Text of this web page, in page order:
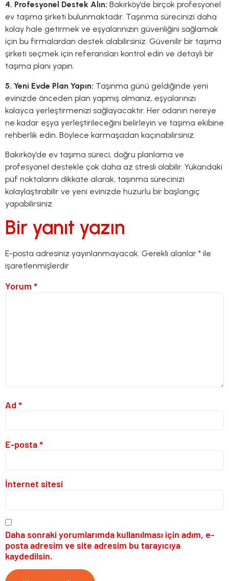
4. Profesyonel Destek Alın: Bakırköy’de birçok profesyonel
ev taşıma şirketi bulunmaktadır. Taşınma sürecinizi daha
kolay hale getirmek ve eşyalarınızın güvenliğini sağlamak
için bu firmalardan destek alabilirsiniz. Güvenilir bir taşıma
şirketi seçmek için referansları kontrol edin ve detaylı bir
taşıma planı yapın.
5. Yeni Evde Plan Yapın: Taşınma günü geldiğinde yeni
evinizde önceden plan yapmış olmanız, eşyalarınızı
kolayca yerleştirmenizi sağlayacaktır. Her odanın nereye
ne kadar eşya yerleştirileceğini belirleyin ve taşıma ekibine
rehberlik edin. Böylece karmaşadan kaçınabilirsiniz.
Bakırköy’de ev taşıma süreci, doğru planlama ve
profesyonel destekle çok daha az stresli olabilir. Yukarıdaki
püf noktalarını dikkate alarak, taşınma sürecinizi
kolaylaştırabilir ve yeni evinizde huzurlu bir başlangıç
yapabilirsiniz.
Bir yanıt yazın
E-posta adresiniz yayınlanmayacak. Gerekli alanlar * ile
işaretlenmişlerdir
Yorum *
Ad *
E-posta*
İnternet sitesi
Daha sonraki yorumlarımda kullanılması için adım, e-
posta adresim ve site adresim bu tarayıcıya
kaydedilsin.